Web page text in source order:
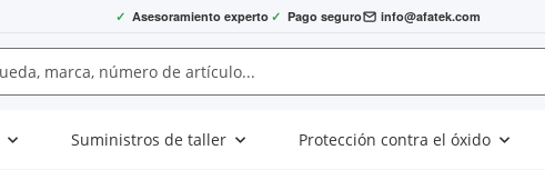
✓ Asesoramiento experto ✓ Pago seguro info@afatek.com
Suministros de taller Protección contra el óxido